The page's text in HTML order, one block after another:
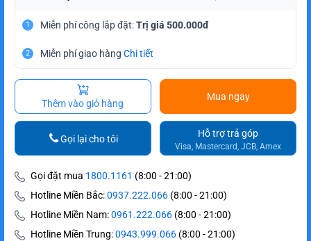
1 Miễn phí công lắp đặt:Trị giá 500.000đ
2 Miễn phí giao hàng Chi tiết
Thêm vào giỏ hàng
Mua ngay
Hỗ trợ trả góp
Visa, Mastercard, JCB, Amex
Gọi lại cho tôi
Gọi đặt mua 1800.1161 (8:00 - 21:00)
Hotline Miền Bắc:0937.222.066 (8:00 - 21:00)
Hotline Miền Nam:0961.222.066 (8:00 - 21:00)
Hotline Miền Trung:0943.999.066 (8:00 - 21:00)